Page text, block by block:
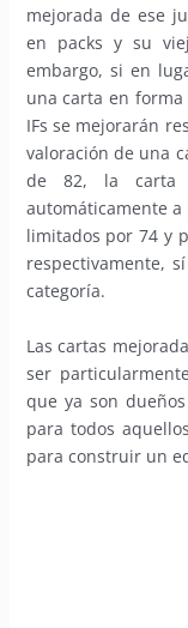
mejorada de ese
en packs y su
embargo, si en
una carta en
IFs se mejorarán
valoración de una
de 82, la carta
automáticamente
limitados por 74 y
respectivamente,
categoría.
Las cartas
ser
que ya son
para todos
para construir un